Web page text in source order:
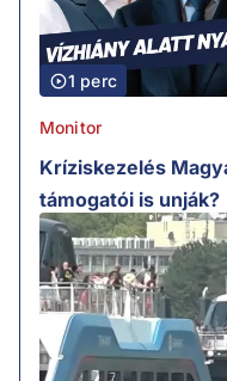
1 perc
Monitor
Kríziskezelés
támogatói is unják?